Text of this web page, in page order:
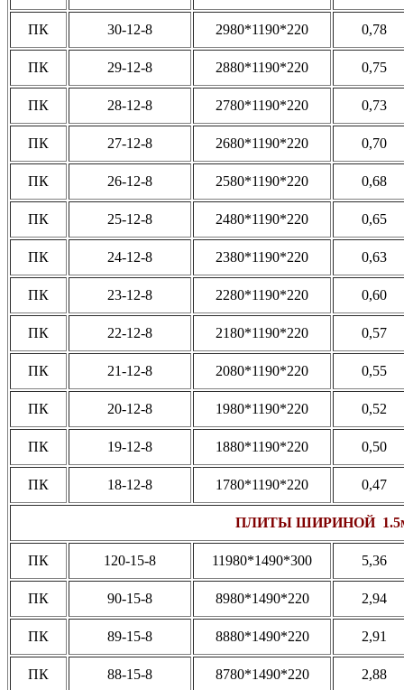
ПК 30-12-8 2980*1190*220 0,78
ПК 29-12-8 2880*1190*220 0,75
ПК 28-12-8 2780*1190*220 0,73
ПК 27-12-8 2680*1190*220 0,70
ПК 26-12-8 2580*1190*220 0,68
ПК 25-12-8 2480*1190*220 0,65
ПК 24-12-8 2380*1190*220 0,63
ПК 23-12-8 2280*1190*220 0,60
ПК 22-12-8 2180*1190*220 0,57
ПК 21-12-8 2080*1190*220 0,55
ПК 20-12-8 1980*1190*220 0,52
ПК 19-12-8 1880*1190*220 0,50
ПК 18-12-8 1780*1190*220 0,47
ПЛИТЫ ШИРИНОЙ
ПК 120-15-8 11980*1490*300 5,36
ПК 90-15-8 8980*1490*220 2,94
ПК 89-15-8 8880*1490*220 2,91
ПК 88-15-8 8780*1490*220 2,88